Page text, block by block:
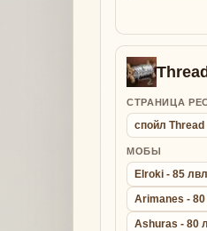
Thread
СТРАНИЦА
спойл Thread
МОБЫ
Elroki - 85 лвл
Arimanes -
Ashuras - 80